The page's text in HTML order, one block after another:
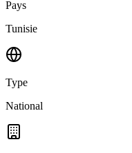
Pays
Tunisie
Type
National